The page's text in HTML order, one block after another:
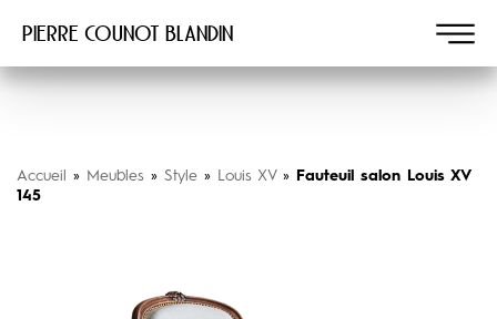
Pierre COUNOT BLANDIN
Accueil » Meubles » Style » Louis XV»
Fauteuil salon Louis XV
145